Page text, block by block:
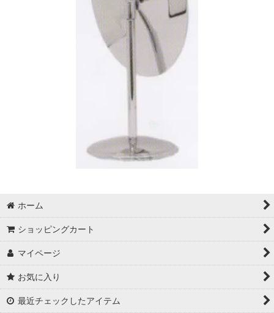
ホーム
ショッピングカート
マイページ
お気に入り
最近チェックしたアイテム